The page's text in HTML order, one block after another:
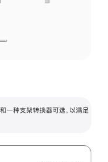
种支架转换器可选，以满足